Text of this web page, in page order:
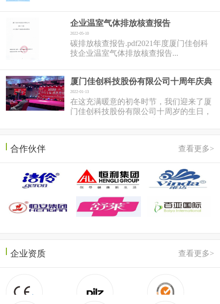
企业温室气体排放核查报告
2022-05-10
碳排放核查报告.pdf2021年度厦门佳创科
技企业温室气体排放核查报告...
厦门佳创科技股份有限公司十周年庆典
2022-01-13
在这充满暖意的初冬时节，我们迎来了厦
门佳创科技股份有限公司十周岁的生日，
重召开。岱总回想十年前，佳...
合作伙伴 查看更多>
企业资质 查看更多>